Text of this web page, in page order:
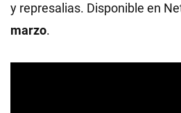
y represalias. Disponible en
marzo.